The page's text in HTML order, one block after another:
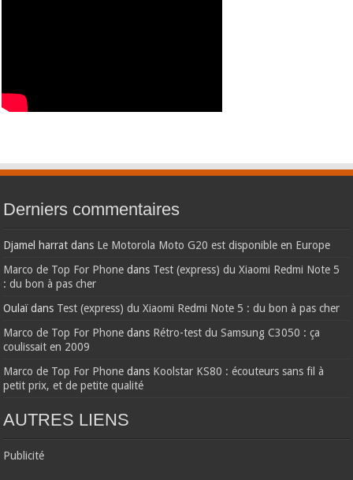
Derniers commentaires
Djamel harrat dans Le Motorola Moto G20 est disponible en Europe
Marco de Top For Phone dans Test (express) du Xiaomi Redmi Note 5
: du bon à pas cher
Oulaïdans Test (express) du Xiaomi Redmi Note 5 : du bon à pas cher
Marco de Top For Phone dans Rétro-test du Samsung C3050 : ça
coulissait en 2009
Marco de Top For Phone dans Koolstar KS80 : écouteurs sans fil à
petit prix, et de petite qualité
AUTRES LIENS
Publicité